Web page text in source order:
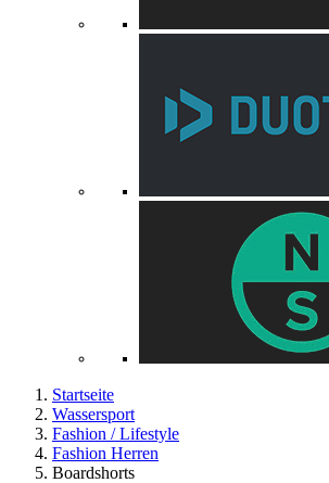
Startseite
Wassersport
Fashion / Lifestyle
Fashion Herren
Boardshorts